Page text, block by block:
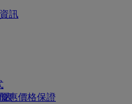
訊
表惠價格保證